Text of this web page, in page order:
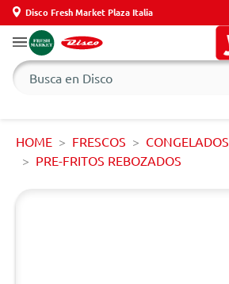
Disco Fresh Market Plaza Italia
HOME FRESCOS
CONGELADOS
PRE-FRITOS REBOZADOS